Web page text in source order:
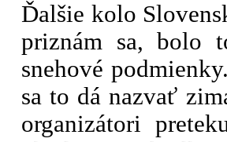
Ďalšie kolo
priznám sa, bolo
snehové
sa to dá nazvať
organizátori